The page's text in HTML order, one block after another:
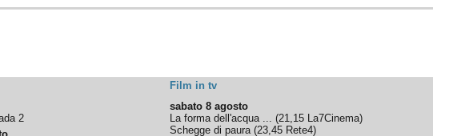
Film in tv
2
sabato 8 agosto
La forma dell'acqua ... (21,15 La7Cinema)
Schegge di paura(23,45 Rete4)